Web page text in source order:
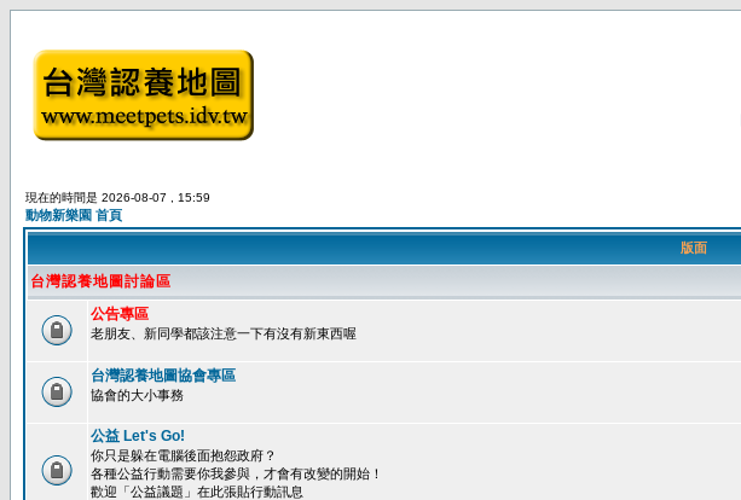
現在的時間是 2026-08-07 , 15:59
動物新樂園 首頁
版面
台灣認養地圖討論區
公告專區
老朋友、新同學都該注意一下有沒有新東西喔
台灣認養地圖協會專區
協會的大小事務
公益 Let's Go!
你只是躲在電腦後面抱怨政府？
各種公益行動需要你我參與，才會有改變的開始！
歡迎「公益議題」在此張貼行動訊息